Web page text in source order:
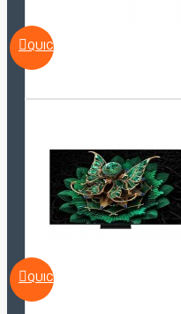
QUICKVIEW
QUICKVIEW